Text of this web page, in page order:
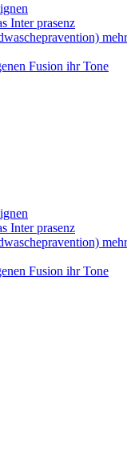
Inter prasenz
Fusion ihr Tone
Inter prasenz
Fusion ihr Tone